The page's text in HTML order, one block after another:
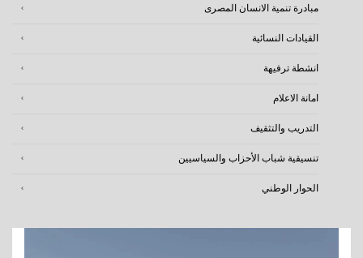
مبادرة تنمية الانسان المصرى
القيادات النسائية
انشطة ترفيهة
امانة الاعلام
التدريب والتثقيف
تنسيقية شباب الأحزاب والسياسيين
الحوار الوطني